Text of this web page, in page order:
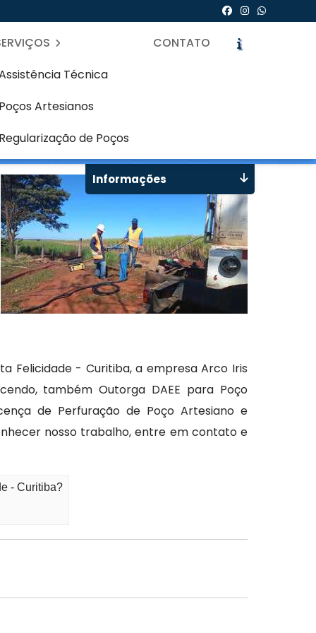
Técnica
Poços Artesianos
Regularização de Poços
CONTATO
- Curitiba
Felicidade - Curitiba, a empresa Arco Iris
também Outorga DAEE para Poço
de Perfuração de Poço Artesiano e
nosso trabalho, entre em contato e
- Curitiba?
Informações